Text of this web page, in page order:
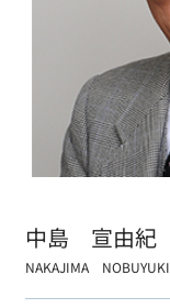
中島 宣由紀
NAKAJIMA NOBUYUKI